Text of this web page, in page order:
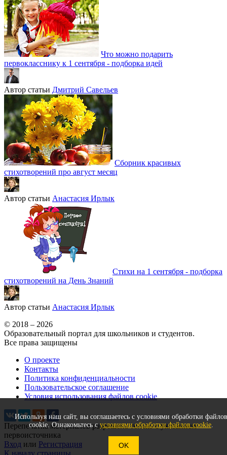
Что можно подарить
первокласснику к 1 сентября - подборка идей
Автор статьи Дмитрий Савельев
Сборник красивых
стихотворений про август месяц
Автор статьи Анастасия Ирлык
Стихи на 1 сентября - подборка
стихотворений на День Знаний
Автор статьи Анастасия Ирлык
Используя наш сайт, вы соглашаетесь с условиями обработки файлов
cookie. Ознакомьтесь сусловиями обработки файлов cookie.
OK
© 2018 – 2026
Образовательный портал для школьников и студентов.
Все права защищены
О проекте
Контакты
Политика конфиденциальности
Пользовательское соглашение
Условия использования файлов cookie
Перепечатка материалов разрешена только с указанием
первоисточника
Вход или Регистрация